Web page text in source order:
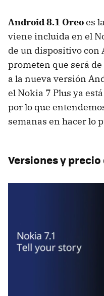
Android 8.1 Oreoes
viene incluida en el
de un dispositivo con
prometen que será
a la nueva versión
el Nokia 7 Plus ya
por lo que
semanas en hacer lo
Versiones y precio